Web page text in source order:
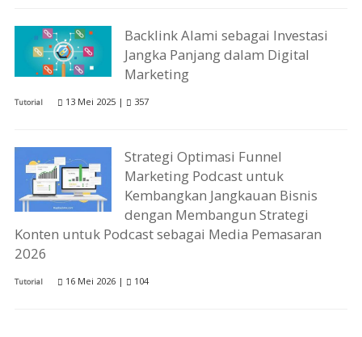
Backlink Alami sebagai Investasi
Jangka Panjang dalam Digital
Marketing
Tutorial 13 Mei 2025 | 357
Strategi Optimasi Funnel
Marketing Podcast untuk
Kembangkan Jangkauan Bisnis
dengan Membangun Strategi
Konten untuk Podcast sebagai Media Pemasaran
2026
Tutorial 16 Mei 2026 | 104